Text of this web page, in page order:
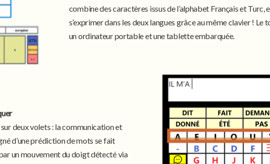
combine des caractères issus de l’alphabet Français et Turc,
s’exprimer dans les deux langues grâce au même clavier ! Le
un ordinateur portable et une tablette embarquée.
deux volets : la communication et
d’une prédiction de mots se fait
un mouvement du doigt détecté via